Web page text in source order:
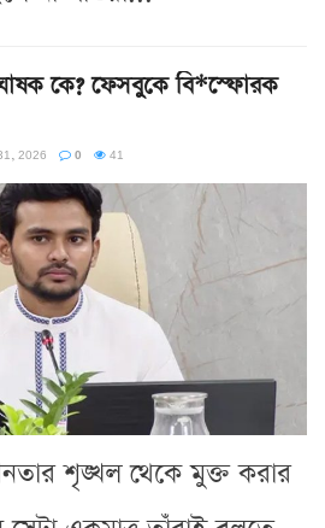
ঘোষক কে? ফেসবুকে বি*স্ফোরক
2026 0 41
শৃঙ্খল থেকে মুক্ত করার